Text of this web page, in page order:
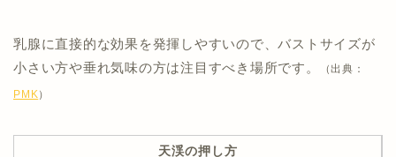
乳腺に直接的な効果を発揮しやすいので、バストサイズが
小さい方や垂れ気味の方は注目すべき場所です。
（出典：
PMK ）
天渓の押し方